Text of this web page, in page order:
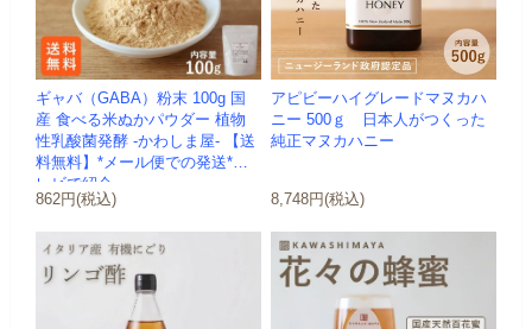
ギャバ（GABA）粉末 100g 国
産 食べる米ぬかパウダー 植物
性乳酸菌発酵 -かわしま屋- 【送
料無料】*メール便での発送*テ
レビで紹介
862円(税込)
アピビーハイグレードマヌカハ
ニー 500ｇ 日本人がつくった
純正マヌカハニー
8,748円(税込)